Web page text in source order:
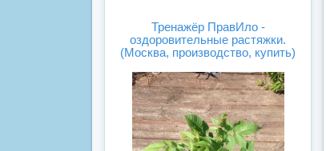
Тренажёр ПравИло -
оздоровительные растяжки.
(Москва, производство, купить)